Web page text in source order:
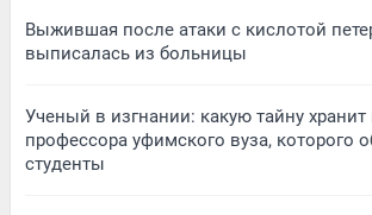
Выжившая после атаки с кислотой
выписалась из больницы
Ученый в изгнании: какую тайну
профессора уфимского вуза, которого
студенты